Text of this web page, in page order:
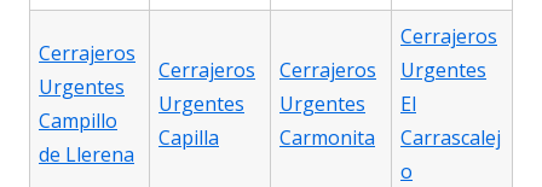
Cerrajeros
Urgentes
Campillo
de Llerena
Cerrajeros
Urgentes
Capilla
Cerrajeros
Urgentes
Carmonita
Cerrajeros
Urgentes
El
Carrascalej
o